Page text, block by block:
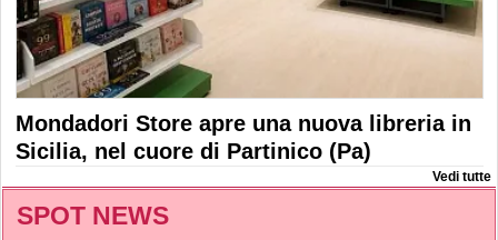
Mondadori Store apre una nuova libreria in
Sicilia, nel cuore di Partinico (Pa)
Vedi tutte
SPOT NEWS